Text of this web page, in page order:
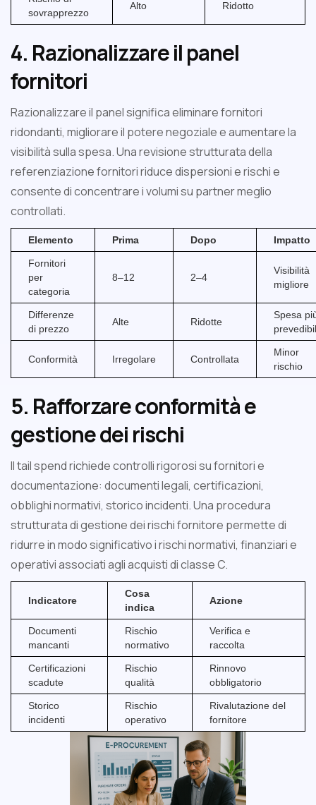
sovrapprezzo
Alto Ridotto
4. Razionalizzare il panel
fornitori
Razionalizzare il panel significa eliminare fornitori
ridondanti, migliorare il potere negoziale e aumentare la
visibilità sulla spesa. Una revisione strutturata della
referenziazione fornitori riduce dispersioni e rischi e
consente di concentrare i volumi su partner meglio
controllati.
Elemento Prima Dopo Impatto
Fornitori
per
categoria
8–12 2–4
Visibilità
migliore
Differenze
di prezzo
Alte Ridotte
Spesa
Conformità Irregolare Controllata
Minor
rischio
5. Rafforzare conformità e
gestione dei rischi
Il tail spend richiede controlli rigorosi su fornitori e
documentazione: documenti legali, certificazioni,
obblighi normativi, storico incidenti. Una procedura
strutturata di gestione dei rischi fornitore permette di
ridurre in modo significativo i rischi normativi, finanziari e
operativi associati agli acquisti di classe C.
Indicatore
Cosa
indica
Azione
Documenti
mancanti
Rischio
normativo
Verifica e
raccolta
Certificazioni
scadute
Rischio
qualità
Rinnovo
obbligatorio
Storico
incidenti
Rischio
operativo
Rivalutazione del
fornitore